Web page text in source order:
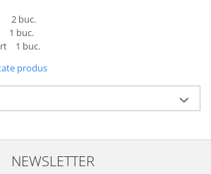
buc.
buc.
1 buc.
produs
NEWSLETTER